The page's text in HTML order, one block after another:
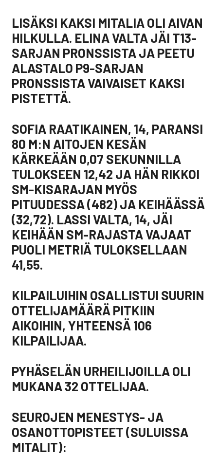
LISÄKSI KAKSI MITALIA OLI AIVAN
HILKULLA. ELINA VALTA JÄI T13-
SARJAN PRONSSISTA JA PEETU
ALASTALO P9-SARJAN
PRONSSISTA VAIVAISET KAKSI
PISTETTÄ.
SOFIA RAATIKAINEN, 14, PARANSI
80 M:N AITOJEN KESÄN
KÄRKEÄÄN 0,07 SEKUNNILLA
TULOKSEEN 12,42 JA HÄN RIKKOI
SM-KISARAJAN MYÖS
PITUUDESSA (482) JA KEIHÄÄSSÄ
(32,72). LASSI VALTA, 14, JÄI
KEIHÄÄN SM-RAJASTA VAJAAT
PUOLI METRIÄ TULOKSELLAAN
41,55.
KILPAILUIHIN OSALLISTUI SUURIN
OTTELIJAMÄÄRÄ PITKIIN
AIKOIHIN, YHTEENSÄ 106
KILPAILIJAA.
PYHÄSELÄN URHEILIJOILLA OLI
MUKANA 32 OTTELIJAA.
SEUROJEN MENESTYS- JA
OSANOTTOPISTEET (SULUISSA
MITALIT):